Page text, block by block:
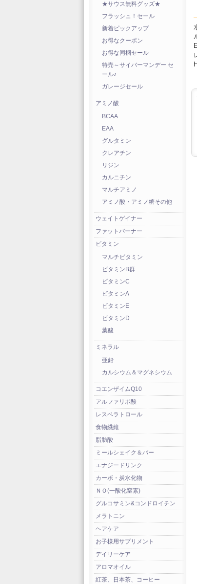
★サウス無料グッズ★
フラッシュ！セール
新着ピックアップ
お得なクーポン
お得な同梱セール
特売～サイバーマンデー セ
ール♪
ガレージセール
アミノ酸
BCAA
EAA
グルタミン
クレアチン
リジン
カルニチン
マルチアミノ
アミノ酸・アミノ糖その他
ウェイトゲイナー
ファットバーナー
ビタミン
マルチビタミン
ビタミンB群
ビタミンC
ビタミンA
ビタミンE
ビタミンD
葉酸
ミネラル
亜鉛
カルシウム＆マグネシウム
コエンザイムQ10
アルファリポ酸
レスベラトロール
食物繊維
脂肪酸
ミールシェイク＆バー
エナジードリンク
カーボ・炭水化物
ＮＯ(一酸化窒素)
グルコサミン&コンドロイチン
メラトニン
ヘアケア
お子様用サプリメント
デイリーケア
アロマオイル
紅茶、日本茶、コーヒー